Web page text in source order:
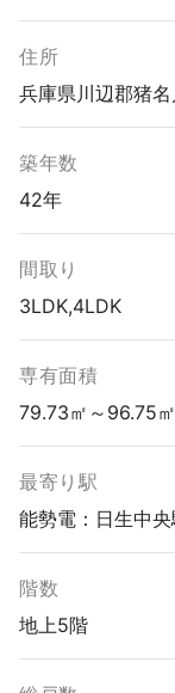
住所
兵庫県川辺郡猪
築年数
42年
間取り
3LDK,4LDK
専有面積
79.73㎡～96.75㎡
最寄り駅
能勢電：日生中
階数
地上5階